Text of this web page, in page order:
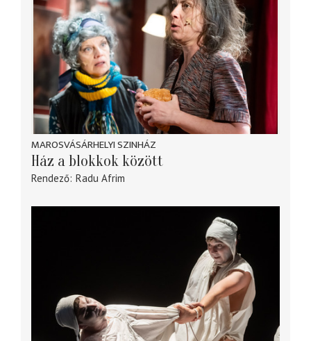
MAROSVÁSÁRHELYI SZINHÁZ
Ház a blokkok között
Rendező Radu Afrim